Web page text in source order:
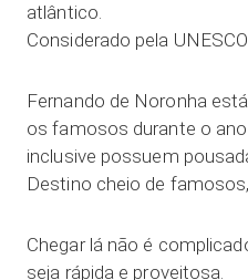
atlântico.
Considerado pela
Fernando de Noronha
os famosos durante o ano
inclusive possuem
Destino cheio de
Chegar lá não é
seja rápida e proveitosa.